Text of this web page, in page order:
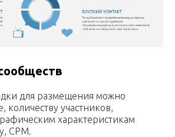
для размещения можно
количеству участников,
характеристикам
CPM.